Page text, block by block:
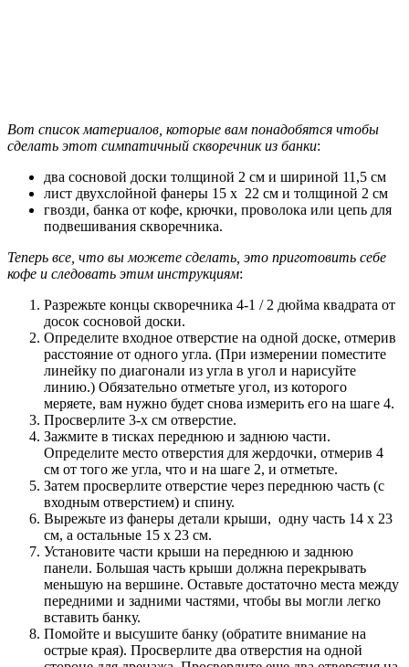
Вот список материалов, которые вам понадобятся чтобы
сделать этот симпатичный скворечник из банки:
два сосновой доски толщиной 2 см и шириной 11,5 см
лист двухслойной фанеры 15 x 22 см и толщиной 2 см
гвозди, банка от кофе, крючки, проволока или цепь для
подвешивания скворечника.
Теперь все, что вы можете сделать, это приготовить себе
кофе и следовать этим инструкциям:
Разрежьте концы скворечника 4-1 / 2 дюйма квадрата от
досок сосновой доски.
Определите входное отверстие на одной доске, отмерив
расстояние от одного угла. (При измерении поместите
линейку по диагонали из угла в угол и нарисуйте
линию.) Обязательно отметьте угол, из которого
меряете, вам нужно будет снова измерить его на шаге 4.
Просверлите 3-х см отверстие.
Зажмите в тисках переднюю и заднюю части.
Определите место отверстия для жердочки, отмерив 4
см от того же угла, что и на шаге 2, и отметьте.
Затем просверлите отверстие через переднюю часть (с
входным отверстием) и спину.
Вырежьте из фанеры детали крыши, одну часть 14 x 23
см, а остальные 15 x 23 см.
Установите части крыши на переднюю и заднюю
панели. Большая часть крыши должна перекрывать
меньшую на вершине. Оставьте достаточно места между
передними и задними частями, чтобы вы могли легко
вставить банку.
Помойте и высушите банку (обратите внимание на
острые края). Просверлите два отверстия на одной